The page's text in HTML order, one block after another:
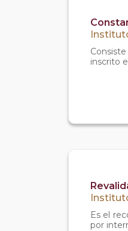
inscrito
Es el
por